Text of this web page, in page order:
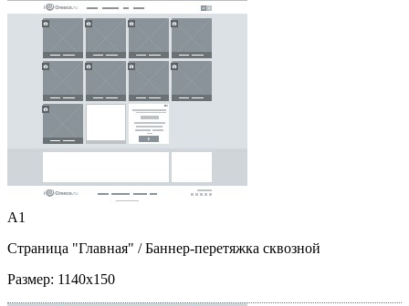
A1
Страница "Главная" / Баннер-перетяжка сквозной
Размер: 1140x150